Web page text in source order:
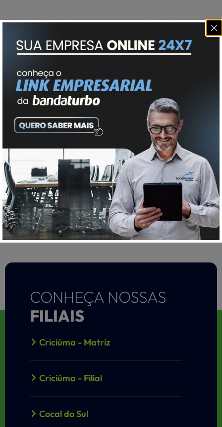
QUERO CONTRATAR!
CONHEÇA NOSSAS
FILIAIS
Criciúma - Matriz
Criciúma - Filial
Cocal do Sul